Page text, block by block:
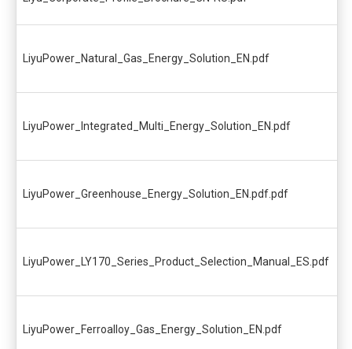
LiyuPower_Natural_Gas_Energy_Solution_EN.pdf
LiyuPower_Integrated_Multi_Energy_Solution_EN.pdf
LiyuPower_Greenhouse_Energy_Solution_EN.pdf.pdf
LiyuPower_LY170_Series_Product_Selection_Manual_ES.pdf
LiyuPower_Ferroalloy_Gas_Energy_Solution_EN.pdf